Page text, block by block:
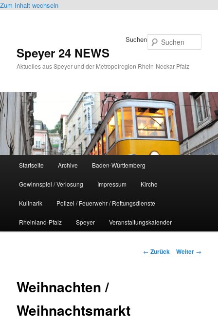
Zum Inhalt wechseln
Speyer 24 NEWS
Aktuelles aus Speyer und der Metropolregion Rhein-Neckar-Pfalz
Suchen
Startseite Archive Baden-Württemberg
Gewinnspiel / Verlosung Impressum Kirche
Kulinarik Polizei / Feuerwehr / Rettungsdienste
Rheinland-Pfalz Speyer Veranstaltungskalender
Beitrags-
← Zurück Weiter →
Weihnachten /
Weihnachtsmarkt